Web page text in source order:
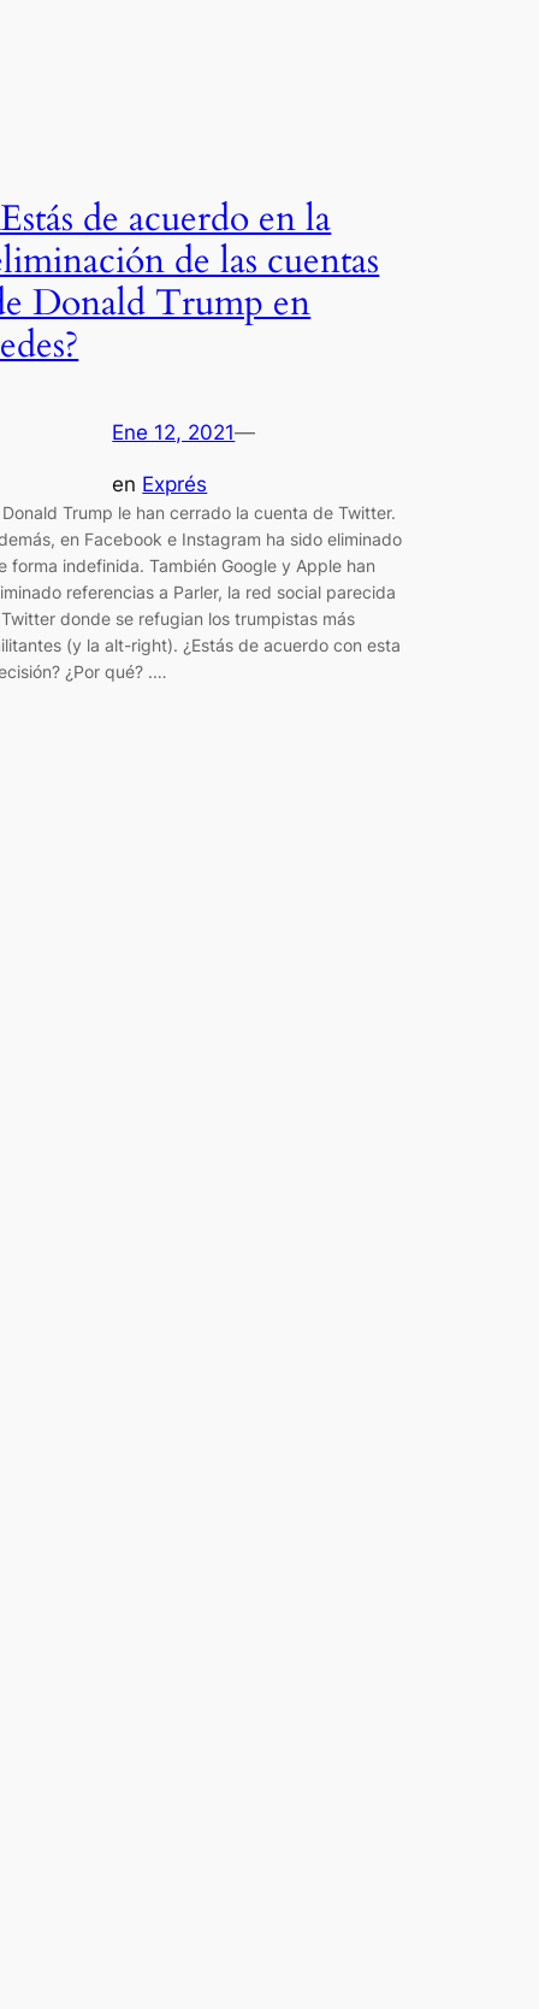
de acuerdo en la
de las cuentas
Donald Trump en
Ene 12, 2021—
en Exprés
Donald Trump le han cerrado la cuenta de Twitter.
en Facebook e Instagram ha sido eliminado
forma indefinida. También Google y Apple han
referencias a Parler, la red social parecida
donde se refugian los trumpistas más
(y la alt-right). ¿Estás de acuerdo con esta
¿Por qué? .…